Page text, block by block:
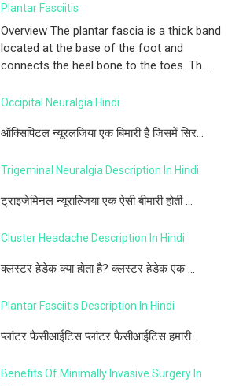
Plantar Fasciitis
Overview The plantar fascia is a thick band
located at the base of the foot and
connects the heel bone to the toes. Th...
Occipital Neuralgia Hindi
ऑक्सिपिटल न्यूरलजिया एक बिमारी है जिसमें सिर...
Trigeminal Neuralgia Description In Hindi
ट्राइजेमिनल न्यूराल्जिया एक ऐसी बीमारी होती ...
Cluster Headache Description In Hindi
क्लस्टर हेडेक क्या होता है? क्लस्टर हेडेक एक ...
Plantar Fasciitis Description In Hindi
प्लांटर फैसीआईटिस प्लांटर फैसीआईटिस हमारी...
Benefits Of Minimally Invasive Surgery In